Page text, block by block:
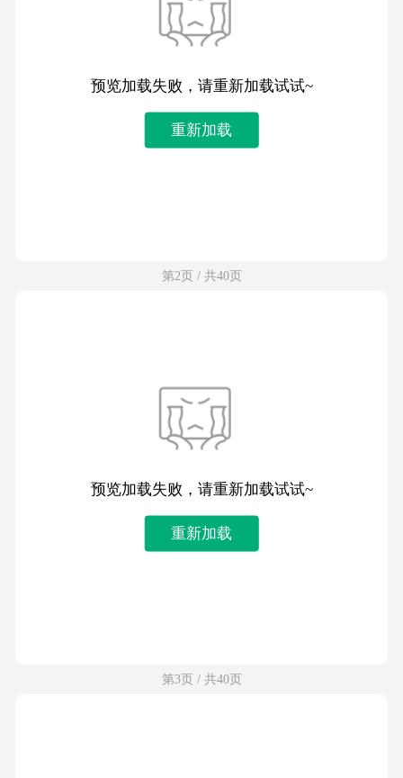
预览加载失败，请重新加载试试~
重新加载
第2页 / 共40页
预览加载失败，请重新加载试试~
重新加载
第3页 / 共40页